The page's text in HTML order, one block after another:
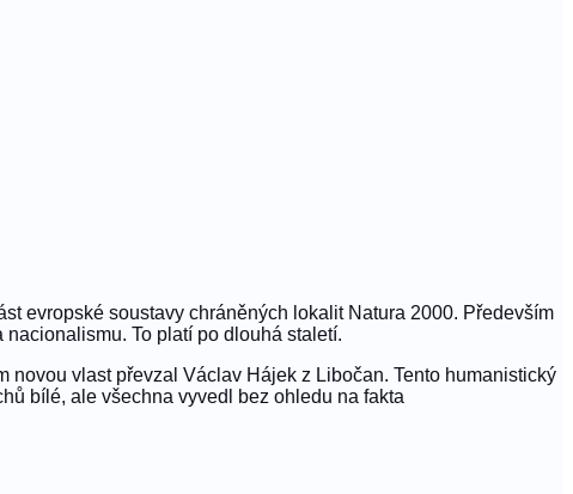
evropské soustavy chráněných lokalit Natura 2000. Především
To platí po dlouhá staletí.
vlast převzal Václav Hájek z Libočan. Tento humanistický
bílé, ale všechna vyvedl bez ohledu na fakta